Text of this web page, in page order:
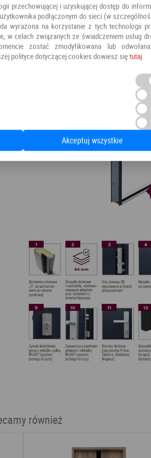
również
przechowującej i uzyskującej dostęp do
podłączonym do sieci (w
wyrażona na korzystanie z tych technologii
w celach związanych ze świadczeniem usług
zostać zmodyfikowana lub
polityce dotyczącej cookies dowiesz siętutaj
Akceptuj wszystkie